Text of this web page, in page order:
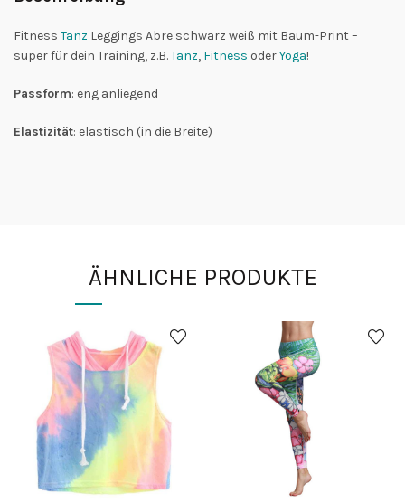
Fitness Tanz Leggings Abre schwarz weiß mit Baum-Print –
super für dein Training, z.B.Tanz, Fitness oderYoga!
Passform: eng anliegend
Elastizität: elastisch (in die Breite)
ÄHNLICHE PRODUKTE